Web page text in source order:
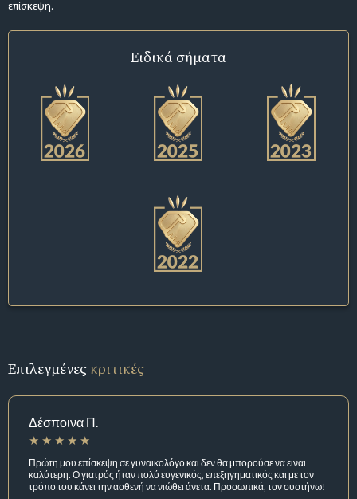
επίσκεψη.
Ειδικά σήματα
Επιλεγμένεςκριτικές
Δέσποινα Π.
Πρώτη μου επίσκεψη σε γυναικολόγο και δεν θα μπορούσε να ειναι
καλύτερη. Ο γιατρός ήταν πολύ ευγενικός, επεξηγηματικός και με τον
τρόπο του κάνει την ασθενή να νιώθει άνετα. Προσωπικά, τον συστήνω!